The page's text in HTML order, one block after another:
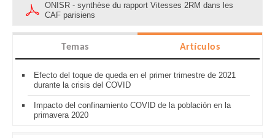
ONISR - synthèse du rapport Vitesses 2RM dans les
CAF parisiens
Temas Artículos
Efecto del toque de queda en el primer trimestre de 2021
durante la crisis del COVID
Impacto del confinamiento COVID de la población en la
primavera 2020